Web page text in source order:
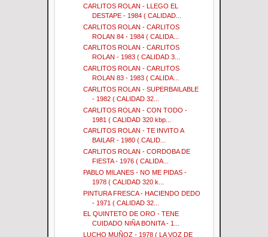
CARLITOS ROLAN - LLEGO EL
DESTAPE - 1984 ( CALIDAD...
CARLITOS ROLAN - CARLITOS
ROLAN 84 - 1984 ( CALIDA...
CARLITOS ROLAN - CARLITOS
ROLAN - 1983 ( CALIDAD 3...
CARLITOS ROLAN - CARLITOS
ROLAN 83 - 1983 ( CALIDA...
CARLITOS ROLAN - SUPERBAILABLE
- 1982 ( CALIDAD 32...
CARLITOS ROLAN - CON TODO -
1981 ( CALIDAD 320 kbp...
CARLITOS ROLAN - TE INVITO A
BAILAR - 1980 ( CALID...
CARLITOS ROLAN - CORDOBA DE
FIESTA - 1976 ( CALIDA...
PABLO MILANES - NO ME PIDAS -
1978 ( CALIDAD 320 k...
PINTURA FRESCA - HACIENDO DEDO
- 1971 ( CALIDAD 32...
EL QUINTETO DE ORO - TENE
CUIDADO NIÑA BONITA - 1...
LUCHO MUÑOZ - 1978 ( LA VOZ DE